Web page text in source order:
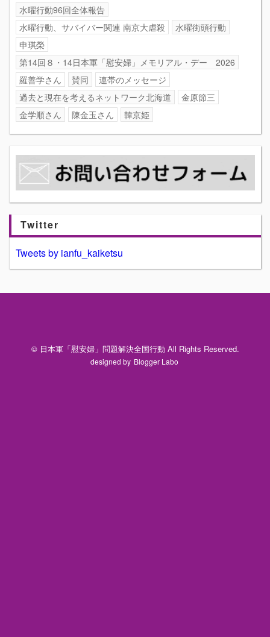
水曜行動96回全体報告
水曜行動、サバイバー関連 南京大虐殺
水曜街頭行動
申琪榮
第14回８・14日本軍「慰安婦」メモリアル・デー 2026
羅善学さん
賛同
連帯のメッセージ
過去と現在を考えるネットワーク北海道
金原節三
金学順さん
陳金玉さん 韓京姫
Twitter
Tweets by ianfu_kaiketsu
© 日本軍「慰安婦」問題解決全国行動 All Rights Reserved.
designed by Blogger Labo